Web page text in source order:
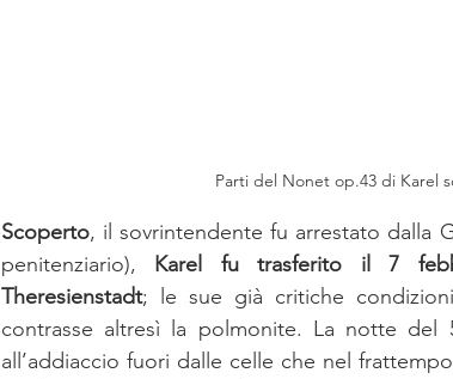
Parti del Nonet op.43 di Karel
Scoperto, il sovrintendente fu arrestato dalla
penitenziario), Karel fu trasferito il 7
Theresienstadt; le sue già critiche
contrasse altresì la polmonite. La notte del
all’addiaccio fuori dalle celle che nel